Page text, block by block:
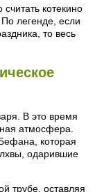
считать котекино
легенде, если
то весь
В это время
атмосфера.
которая
одарившие
трубе, оставляя